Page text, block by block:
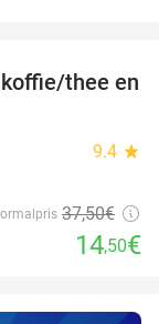
61%
thee en
9.4 star
37,50€
14,50€